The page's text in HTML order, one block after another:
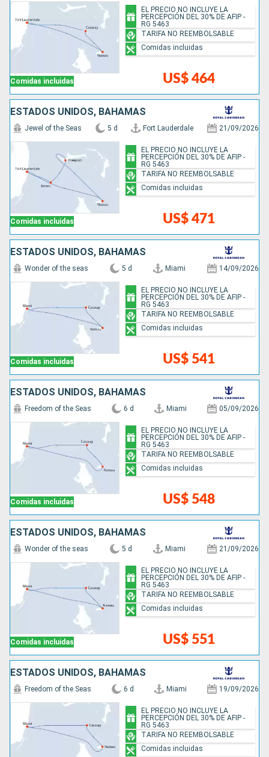
Comidas incluidas US$ 464
EL PRECIO NO INCLUYE LA
PERCEPCIÓN DEL 30% DE AFIP -
RG 5463
TARIFA NO REEMBOLSABLE
Comidas incluidas
ESTADOS UNIDOS, BAHAMAS
Comidas incluidas
Jewel of the Seas 5 d Fort Lauderdale 21/09/2026
US$ 471
EL PRECIO NO INCLUYE LA
PERCEPCIÓN DEL 30% DE AFIP -
RG 5463
TARIFA NO REEMBOLSABLE
Comidas incluidas
ESTADOS UNIDOS, BAHAMAS
Comidas incluidas
Wonder of the seas 5 d Miami 14/09/2026
US$ 541
EL PRECIO NO INCLUYE LA
PERCEPCIÓN DEL 30% DE AFIP -
RG 5463
TARIFA NO REEMBOLSABLE
Comidas incluidas
ESTADOS UNIDOS, BAHAMAS
Comidas incluidas
Freedom of the Seas 6 d Miami 05/09/2026
US$ 548
EL PRECIO NO INCLUYE LA
PERCEPCIÓN DEL 30% DE AFIP -
RG 5463
TARIFA NO REEMBOLSABLE
Comidas incluidas
ESTADOS UNIDOS, BAHAMAS
Comidas incluidas
Wonder of the seas 5 d Miami 21/09/2026
US$ 551
EL PRECIO NO INCLUYE LA
PERCEPCIÓN DEL 30% DE AFIP -
RG 5463
TARIFA NO REEMBOLSABLE
Comidas incluidas
ESTADOS UNIDOS, BAHAMAS
Freedom of the Seas 6 d Miami 19/09/2026
EL PRECIO NO INCLUYE LA
PERCEPCIÓN DEL 30% DE AFIP -
RG 5463
TARIFA NO REEMBOLSABLE
Comidas incluidas